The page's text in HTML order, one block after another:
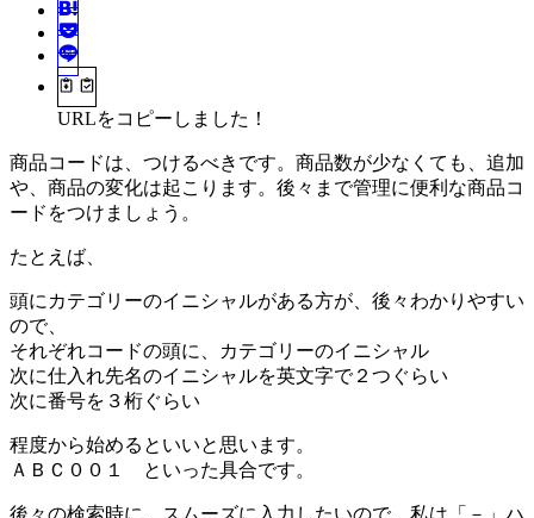
URLをコピーしました！
商品コードは、つけるべきです。商品数が少なくても、追加
や、商品の変化は起こります。後々まで管理に便利な商品コ
ードをつけましょう。
たとえば、
頭にカテゴリーのイニシャルがある方が、後々わかりやすい
ので、
それぞれコードの頭に、カテゴリーのイニシャル
次に仕入れ先名のイニシャルを英文字で２つぐらい
次に番号を３桁ぐらい
程度から始めるといいと思います。
ＡＢＣ００１ といった具合です。